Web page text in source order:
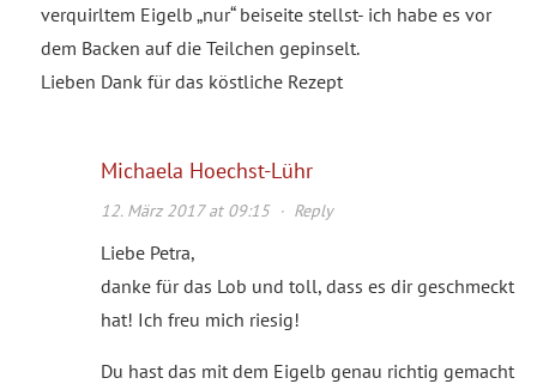
verquirltem Eigelb „nur“ beiseite stellst- ich habe es vor
dem Backen auf die Teilchen gepinselt.
Lieben Dank für das köstliche Rezept
Michaela Hoechst-Lühr
12. März 2017 at 09:15· Reply
Liebe Petra,
danke für das Lob und toll, dass es dir geschmeckt
hat! Ich freu mich riesig!
Du hast das mit dem Eigelb genau richtig gemacht